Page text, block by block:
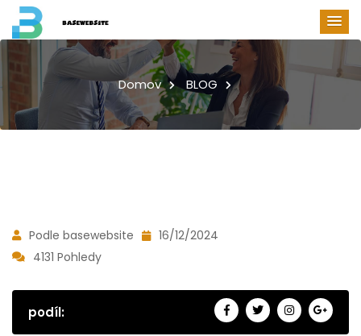
Domov BLOG
Podle basewebsite
16/12/2024
4131 Pohledy
podíl: